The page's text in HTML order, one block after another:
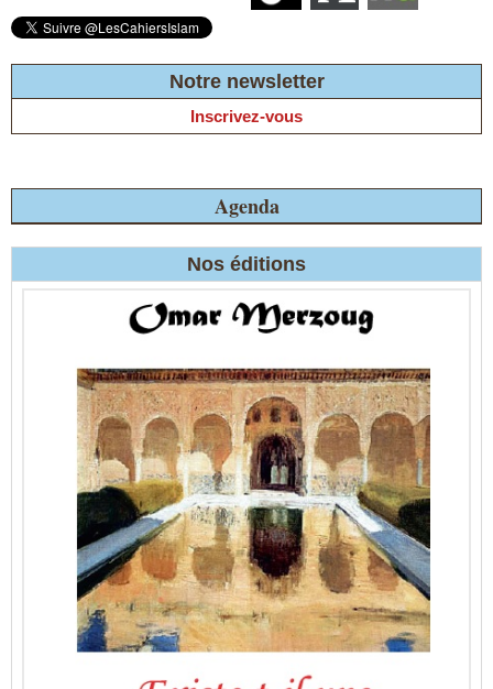
Notre newsletter
Inscrivez-vous
Agenda
Nos éditions